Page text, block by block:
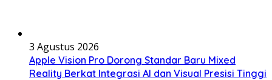
3 Agustus 2026
Apple Vision Pro Dorong Standar Baru Mixed
Reality Berkat Integrasi AI dan Visual Presisi Tinggi